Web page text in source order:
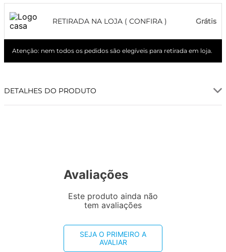
RETIRADA NA LOJA ( CONFIRA ) Grátis
Atenção: nem todos os pedidos são elegíveis para retirada em loja.
DETALHES DO PRODUTO
Avaliações
Este produto ainda não
tem avaliações
SEJA O PRIMEIRO A
AVALIAR